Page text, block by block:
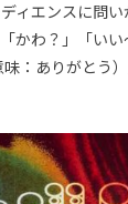
ィエンスに問
かわ？」「い
：ありがとう